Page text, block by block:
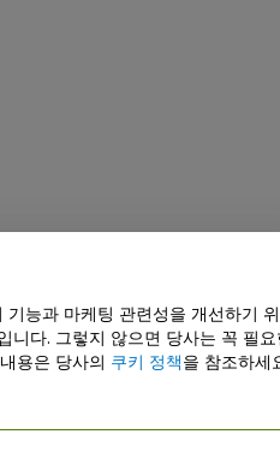
능과 마케팅 관련성을 개선하기
니다. 그렇지 않으면 당사는 꼭 필요
용은 당사의 쿠키 정책을 참조하세